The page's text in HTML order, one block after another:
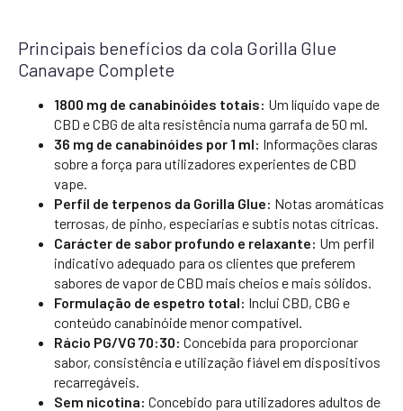
Principais benefícios da cola Gorilla Glue
Canavape Complete
1800 mg de canabinóides totais: Um líquido vape de
CBD e CBG de alta resistência numa garrafa de 50 ml.
36 mg de canabinóides por 1 ml: Informações claras
sobre a força para utilizadores experientes de CBD
vape.
Perfil de terpenos da Gorilla Glue: Notas aromáticas
terrosas, de pinho, especiarias e subtis notas cítricas.
Carácter de sabor profundo e relaxante: Um perfil
indicativo adequado para os clientes que preferem
sabores de vapor de CBD mais cheios e mais sólidos.
Formulação de espetro total: Inclui CBD, CBG e
conteúdo canabinóide menor compatível.
Rácio PG/VG 70:30: Concebida para proporcionar
sabor, consistência e utilização fiável em dispositivos
recarregáveis.
Sem nicotina: Concebido para utilizadores adultos de